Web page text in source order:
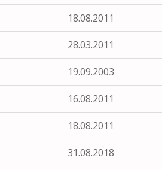
18.08.2011
28.03.2011
19.09.2003
16.08.2011
18.08.2011
31.08.2018